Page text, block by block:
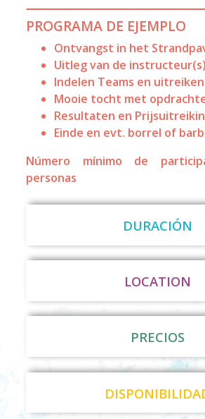
PROGRAMA DE EJEMPLO
Ontvangst in het
Uitleg van de instructeur(s)
Indelen Teams en uitreiken
Mooie tocht met
Resultaten en
Einde en evt. borrel of
Número mínimo de
personas
DURACIÓN
LOCATION
PRECIOS